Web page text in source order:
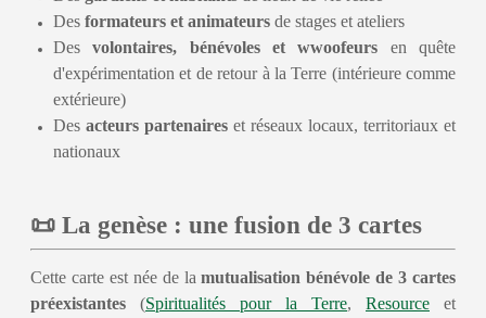
Des formateurs et animateurs de stages et ateliers
Desvolontaires, bénévoles et wwoofeurs en quête
d'expérimentation et de retour à la Terre (intérieure comme
extérieure)
Des acteurs partenaires et réseaux locaux, territoriaux et
nationaux
📜 La genèse : une fusion de 3 cartes
Cette carte est née de lamutualisation bénévole de 3 cartes
préexistantes (Spiritualités pour la Terre, Resource et